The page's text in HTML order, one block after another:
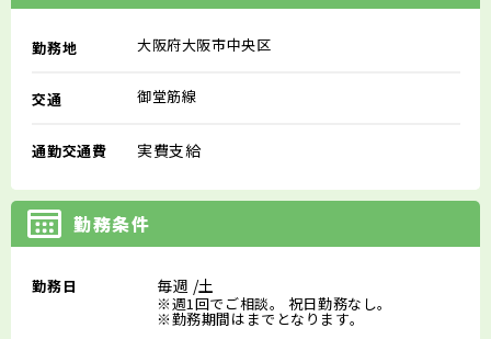
勤務地 大阪府大阪市中央区
交通 御堂筋線
通勤交通費 実費支給
勤務条件
勤務日 毎週 /土
※週1回でご相談。 祝日勤務なし。
※勤務期間はまでとなります。